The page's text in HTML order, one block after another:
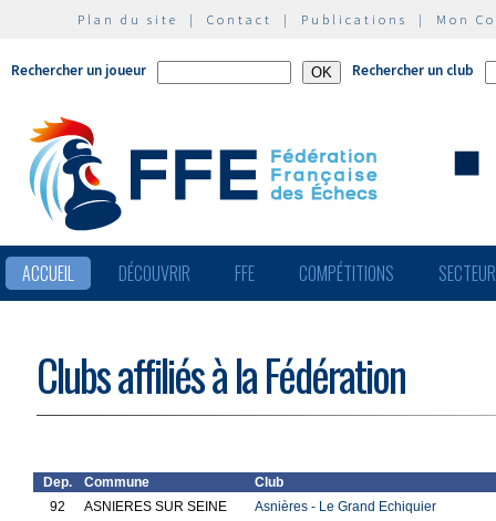
Plan du site | Contact | Publications | Mon
Rechercher un joueur Rechercher un club
ACCUEIL DÉCOUVRIR FFE COMPÉTITIONS
Clubs affiliés à la Fédération
Dep. Commune
Club
92
ASNIERES SUR SEINE
Asnières - Le Grand Echiquier